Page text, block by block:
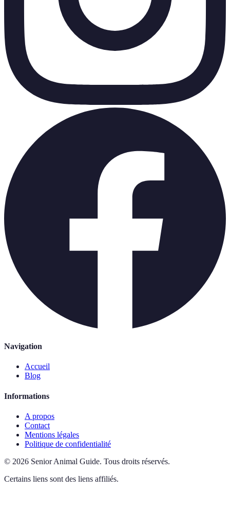
Navigation
Accueil
Blog
Informations
A propos
Contact
Mentions légales
Politique de confidentialité
© 2026 Senior Animal Guide. Tous droits réservés.
Certains liens sont des liens affiliés.